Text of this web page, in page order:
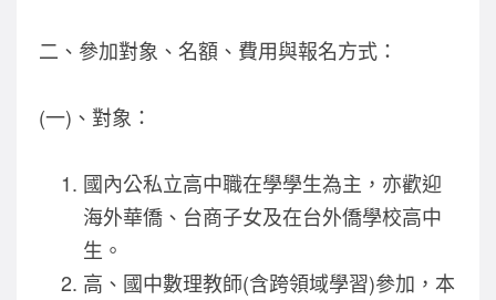
k
二、參加對象、名額、費用與報名方式：
(一)、對象：
國內公私立高中職在學學生為主，亦歡迎
海外華僑、台商子女及在台外僑學校高中
生。
高、國中數理教師(含跨領域學習)參加，本